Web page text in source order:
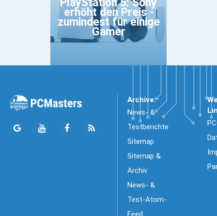
PlayStation 5: Sony
erhöht den Preis -
zumindest für einige
Gamer
Archive:
News- &
Testberichte
Sitemap
Sitemap &
Archiv
News- &
Test-Atom-
Feed